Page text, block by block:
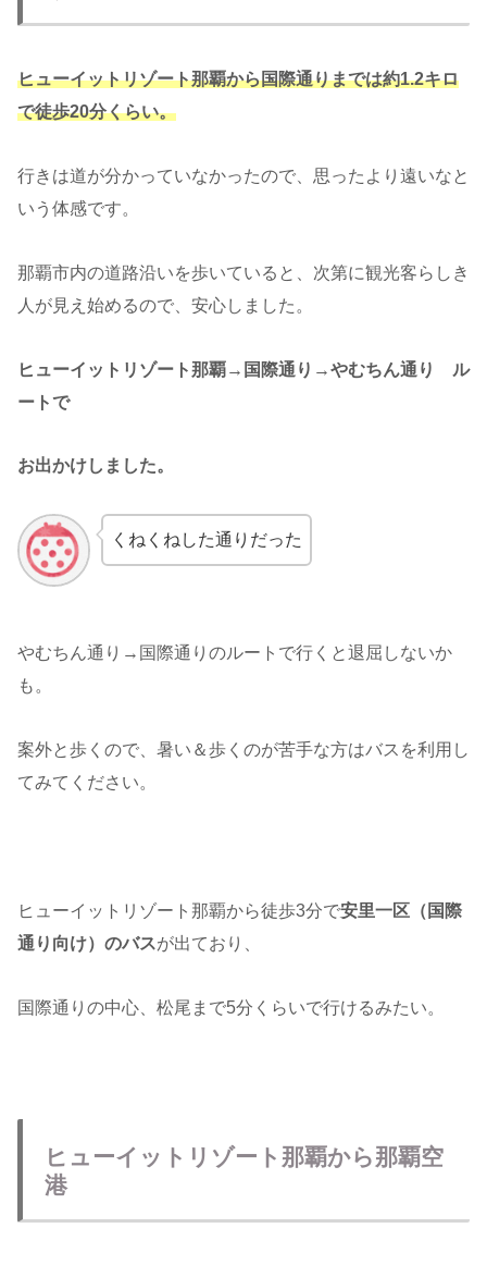
ヒューイットリゾート那覇から国際通りまでは約1.2キロ
で徒歩20分くらい。
行きは道が分かっていなかったので、思ったより遠いなと
いう体感です。
那覇市内の道路沿いを歩いていると、次第に観光客らしき
人が見え始めるので、安心しました。
ヒューイットリゾート那覇→国際通り→やむちん通り ル
ートで
お出かけしました。
くねくねした通りだった
やむちん通り→国際通りのルートで行くと退屈しないか
も。
案外と歩くので、暑い＆歩くのが苦手な方はバスを利用し
てみてください。
ヒューイットリゾート那覇から徒歩3分で安里一区（国際
通り向け）のバスが出ており、
国際通りの中心、松尾まで5分くらいで行けるみたい。
ヒューイットリゾート那覇から那覇空
港